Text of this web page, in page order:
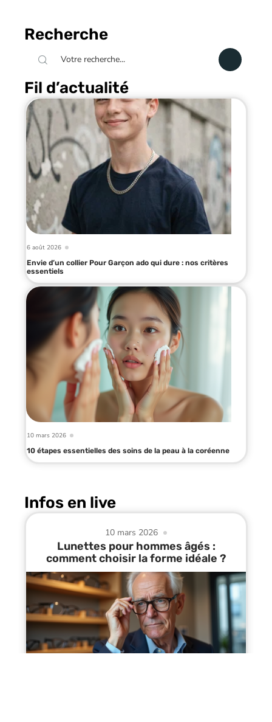
Recherche
Fil d’actualité
6 août 2026
Envie d’un collier Pour Garçon ado qui dure : nos critères
essentiels
10 mars 2026
10 étapes essentielles des soins de la peau à la coréenne
Infos en live
10 mars 2026
Lunettes pour hommes âgés :
comment choisir la forme idéale ?